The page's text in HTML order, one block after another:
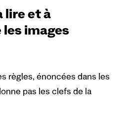
lire et à
images
règles, énoncées dans les
pas les clefs de la